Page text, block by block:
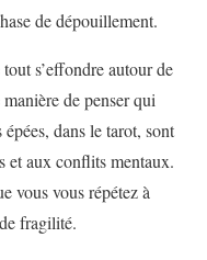
de dépouillement.
s’effondre autour de
de penser qui
dans le tarot, sont
et aux conflits mentaux.
vous vous répétez à
fragilité.